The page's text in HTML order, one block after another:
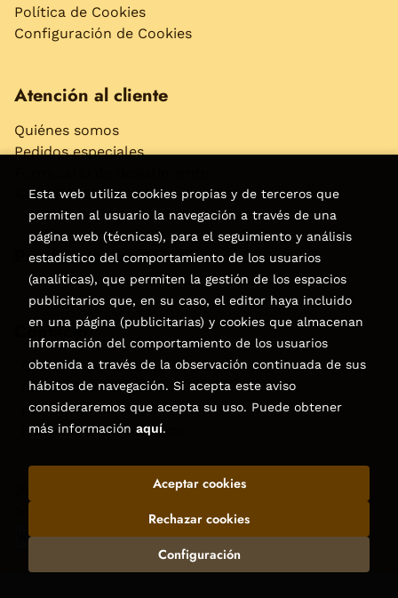
Política de Cookies
Configuración de Cookies
Atención al cliente
Quiénes somos
Pedidos especiales
Accesibilidad
Puede interesarte
Contacto
C/Virgen de la Peña, 15
928858050–928531142
pedidos@libreriatagoror.com
Formulario de contacto
Librería Tagoror. Todos los Derechos Reservados |
Esta web utiliza cookies propias y de terceros que
permiten al usuario la navegación a través de una
página web (técnicas), para el seguimiento y análisis
estadístico del comportamiento de los usuarios
(analíticas), que permiten la gestión de los espacios
publicitarios que, en su caso, el editor haya incluido
en una página (publicitarias) y cookies que almacenan
información del comportamiento de los usuarios
obtenida a través de la observación continuada de sus
hábitos de navegación. Si acepta este aviso
consideraremos que acepta su uso. Puede obtener
más información aquí.
Configuración
Rechazar cookies
Aceptar cookies